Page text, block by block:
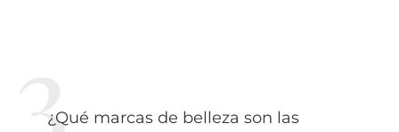
¿Qué marcas de belleza son las